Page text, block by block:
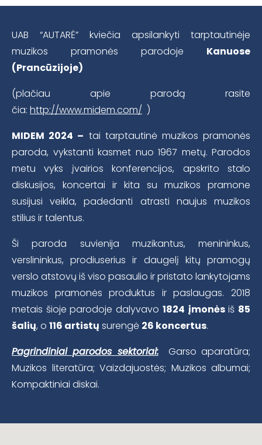
UAB “AUTARĖ” kviečia apsilankyti tarptautinėje
muzikos pramonės parodoje Kanuose
(Prancūzijoje)
(plačiau apie parodą rasite
čia: http://www.midem.com/ )
MIDEM 2024 – tai tarptautinė muzikos pramonės
paroda, vykstanti kasmet nuo 1967 metų. Parodos
metu vyks įvairios konferencijos, apskrito stalo
diskusijos, koncertai ir kita su muzikos pramone
susijusi veikla, padedanti atrasti naujus muzikos
stilius ir talentus.
Ši paroda suvienija muzikantus, menininkus,
verslininkus, prodiuserius ir daugelį kitų pramogų
verslo atstovų iš viso pasaulio ir pristato lankytojams
muzikos pramonės produktus ir paslaugas. 2018
metais šioje parodoje dalyvavo 1824 įmonėsiš 85
šalių, o 116 artistų surengė 26 koncertus.
Pagrindiniai parodos sektoriai:Garso aparatūra;
Muzikos literatūra; Vaizdajuostės; Muzikos albumai;
Kompaktiniai diskai.